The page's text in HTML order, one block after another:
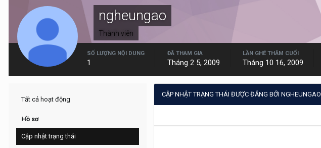
ngheungao
Thành viên
SỐ LƯỢNG NỘI DUNG
1
ĐÃ THAM GIA
Tháng 2 5, 2009
LẦN GHÉ THĂM CUỐI
Tháng 10 16, 2009
Tất cả hoạt động
Hồ sơ
Cập nhật trạng thái
CẬP NHẬT TRẠNG THÁI ĐƯỢC ĐĂNG BỞI NGHEUNGAO